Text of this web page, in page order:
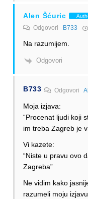
Alen Šćuric
Odgovori B733
Na razumijem.
Odgovori
B733 Odgovori
Moja izjava:
“Procenat ljudi koji
im treba Zagreb je
Vi kazete:
“Niste u pravu ovo
Zagreba”
Ne vidim kako
razumeli moju izjavu.